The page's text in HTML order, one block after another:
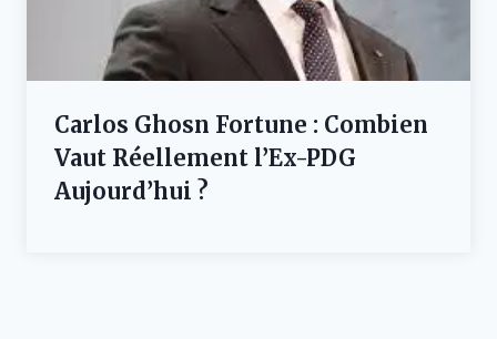
Carlos Ghosn Fortune : Combien
Vaut Réellement l’Ex-PDG
Aujourd’hui ?